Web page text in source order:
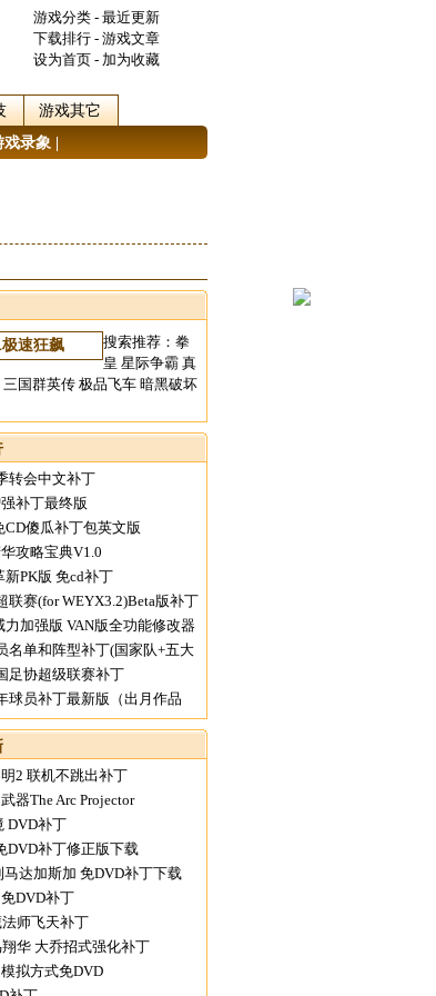
游戏分类 - 最近更新
下载排行 - 游戏文章
设为首页 - 加为收藏
游戏其它
戏录象
搜索推荐： 拳
皇 星际争霸 真
三国群英传 极品飞车 暗黑破坏
转会中文补丁
补丁最终版
CD傻瓜补丁包英文版
攻略宝典V1.0
PK版 免cd补丁
联赛(for WEYX3.2)Beta版补丁
力加强版 VAN版全功能修改器
名单和阵型补丁(国家队+五大
足协超级联赛补丁
球员补丁最新版（出月作品
2 联机不跳出补丁
器The Arc Projector
DVD补丁
DVD补丁修正版下载
达加斯加 免DVD补丁下载
DVD补丁
师飞天补丁
华 大乔招式强化补丁
拟方式免DVD